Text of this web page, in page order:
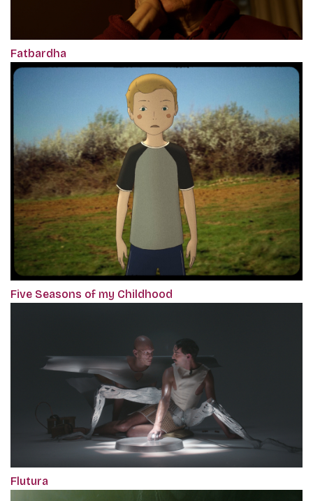
Fatbardha
Five Seasons of my Childhood
Flutura